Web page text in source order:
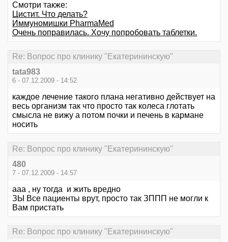
Смотри также:
Цистит. Что делать?
Иммуномишки PharmaMed
Очень поправилась. Хочу попробовать таблетки.
Re: Вопрос про клинику "Екатерининскую"
tata983
6 - 07.12.2009 - 14:52
каждое лечение такого плана негативно действует на
весь организм так что просто так колеса глотать
смысла не вижу а потом почки и печень в кармане
носить
Re: Вопрос про клинику "Екатерининскую"
480
7 - 07.12.2009 - 14:57
ааа , ну тогда и жить вредно
ЗЫ Все пациенты врут, просто так ЗППП не могли к
Вам пристать
Re: Вопрос про клинику "Екатерининскую"